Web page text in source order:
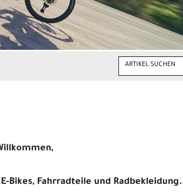
Bikes, Fahrradteile und Radbekleidung.